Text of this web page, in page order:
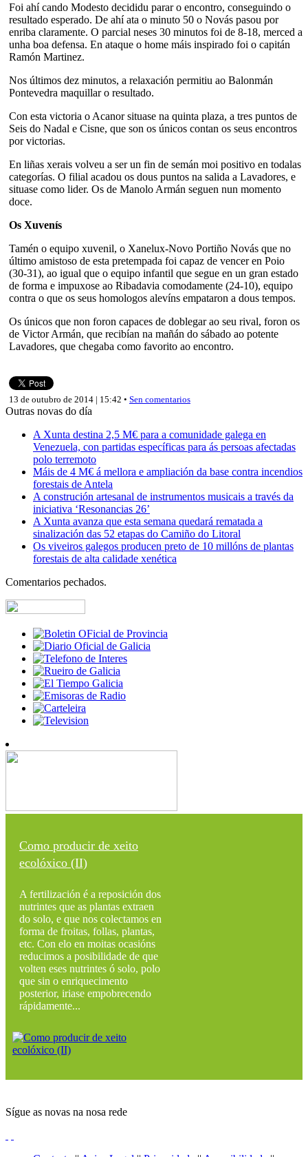
Foi ahí cando Modesto decididu parar o encontro, conseguindo o
resultado esperado. De ahí ata o minuto 50 o Novás pasou por
enriba claramente. O parcial neses 30 minutos foi de 8-18, merced a
unha boa defensa. En ataque o home máis inspirado foi o capitán
Ramón Martinez.
Nos últimos dez minutos, a relaxación permitiu ao Balonmán
Pontevedra maquillar o resultado.
Con esta victoria o Acanor situase na quinta plaza, a tres puntos de
Seis do Nadal e Cisne, que son os únicos contan os seus encontros
por victorias.
En liñas xerais volveu a ser un fin de semán moi positivo en todalas
categorías. O filial acadou os dous puntos na salida a Lavadores, e
situase como lider. Os de Manolo Armán seguen nun momento
doce.
Os Xuvenís
Tamén o equipo xuvenil, o Xanelux-Novo Portiño Novás que no
último amistoso de esta pretempada foi capaz de vencer en Poio
(30-31), ao igual que o equipo infantil que segue en un gran estado
de forma e impuxose ao Ribadavia comodamente (24-10), equipo
contra o que os seus homologos alevíns empataron a dous tempos.
Os únicos que non foron capaces de doblegar ao seu rival, foron os
de Victor Armán, que recibían na mañán do sábado ao potente
Lavadores, que chegaba como favorito ao encontro.
13 de outubro de 2014 | 15:42 • Sen comentarios
Outras novas do día
A Xunta destina 2,5 M€ para a comunidade galega en
Venezuela, con partidas específicas para ás persoas afectadas
polo terremoto
Máis de 4 M€ á mellora e ampliación da base contra incendios
forestais de Antela
A construción artesanal de instrumentos musicais a través da
iniciativa ‘Resonancias 26’
A Xunta avanza que esta semana quedará rematada a
sinalización das 52 etapas do Camiño do Litoral
Os viveiros galegos producen preto de 10 millóns de plantas
forestais de alta calidade xenética
Comentarios pechados.
Como producir de xeito
ecolóxico (II)
A fertilización é a reposición dos
nutrintes que as plantas extraen
do solo, e que nos colectamos en
forma de froitas, follas, plantas,
etc. Con elo en moitas ocasións
reducimos a posibilidade de que
volten eses nutrintes ó solo, polo
que sin o enriquecimento
posterior, iriase empobrecendo
rápidamente...
Sígue as novas na nosa rede